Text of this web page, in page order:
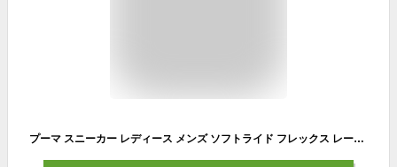
プーマ スニーカー レディース メンズ ソフトライド フレックス レース イーズイン ワイド ランニングシューズ メンズ レディース スリッポン ローカット 立ったまま 履ける ワイド 幅広 靴 スリップインズ タイプ PUMA 309901 スニーカー 父の日 手を使わずに履ける靴